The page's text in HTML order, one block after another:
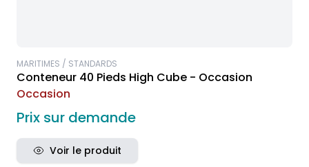
MARITIMES / STANDARDS
Conteneur 40 Pieds High Cube - Occasion
Occasion
Prix sur demande
Voir le produit